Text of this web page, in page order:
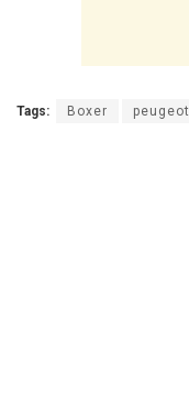
Tags: Boxer peugeot